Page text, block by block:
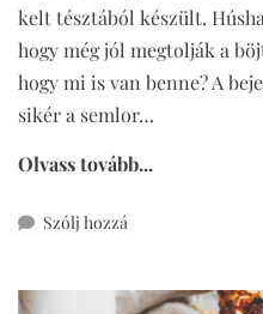
kelt tésztából készült.
hogy még jól megtolják a
hogy mi is van benne? A
sikér a semlor…
Olvass tovább...
Szólj hozzá
teljes